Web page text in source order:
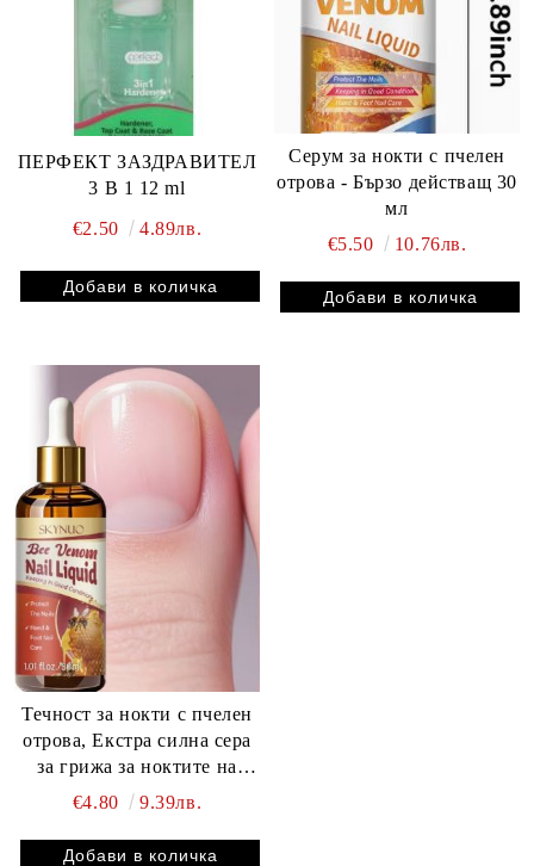
ПЕРФЕКТ ЗАЗДРАВИТЕЛ
3 В 1 12 ml
€2.50 4.89лв.
Серум за нокти с пчелен
отрова - Бързо действащ 30
мл
€5.50
10.76лв.
Течност за нокти с пчелен
отрова, Екстра силна сера
за грижа за ноктите на
ръцете и краката -
крехки, абнормални и
€4.80 9.39лв.